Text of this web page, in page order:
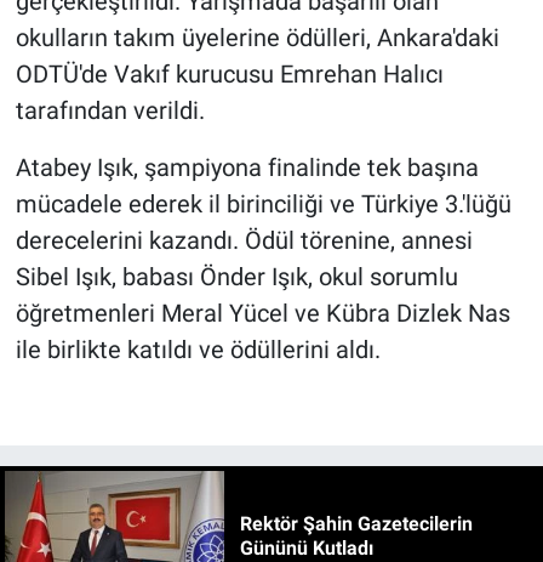
okulların takım üyelerine ödülleri, Ankara'daki
ODTÜ'de Vakıf kurucusu Emrehan Halıcı
tarafından verildi.
Atabey Işık, şampiyona finalinde tek başına
mücadele ederek il birinciliği ve Türkiye 3.'lüğü
derecelerini kazandı. Ödül törenine, annesi
Sibel Işık, babası Önder Işık, okul sorumlu
öğretmenleri Meral Yücel ve Kübra Dizlek Nas
ile birlikte katıldı ve ödüllerini aldı.
Rektör Şahin Gazetecilerin
Gününü Kutladı